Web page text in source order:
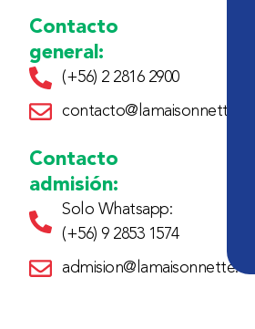
Contacto
general:
(+56) 2 2816 2900
contacto@lamaisonnette.cl
Contacto
admisión:
Solo Whatsapp:
(+56) 9 2853 1574
admision@lamaisonnette.cl